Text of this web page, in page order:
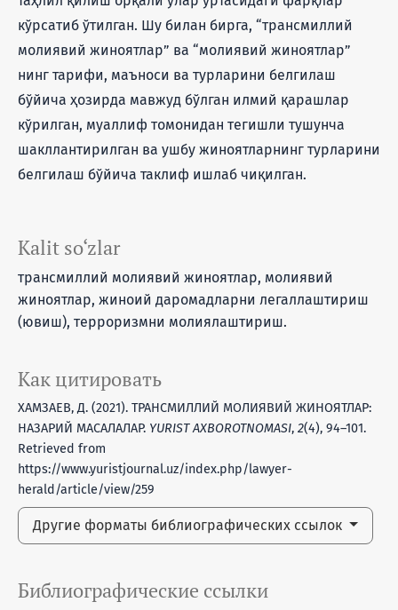
Kalit so‘zlar
трансмиллий молиявий жиноятлар, молиявий
жиноятлар, жиноий даромадларни легаллаштириш
(ювиш), терроризмни молиялаштириш.
Как цитировать
ХАМЗАЕВ, Д. (2021). ТРАНСМИЛЛИЙ МОЛИЯВИЙ ЖИНОЯТЛАР:
НАЗАРИЙ МАСАЛАЛАР. YURIST AXBOROTNOMASI, 2(4), 94–101.
Retrieved from
https://www.yuristjournal.uz/index.php/lawyer-
herald/article/view/259
Другие форматы библиографических ссылок
кўрсатиб ўтилган. Шу билан бирга, “трансмиллий
молиявий жиноятлар” ва “молиявий жиноятлар”
нинг тарифи, маъноси ва турларини белгилаш
бўйича ҳозирда мавжуд бўлган илмий қарашлар
кўрилган, муаллиф томонидан тегишли тушунча
шакллантирилган ва ушбу жиноятларнинг турларини
белгилаш бўйича таклиф ишлаб чиқилган.
Библиографические ссылки